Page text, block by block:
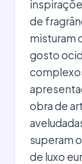
de
misturam
gosto
obra de
superam
de luxo